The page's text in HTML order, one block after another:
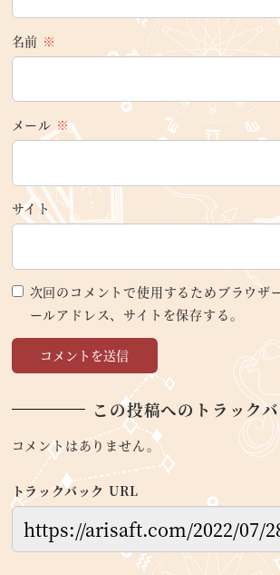
名前 ※
メール ※
サイト
次回のコメントで使用するためブラウザ
ールアドレス、サイトを保存する。
この投稿へのトラック
コメントはありません。
トラックバック URL